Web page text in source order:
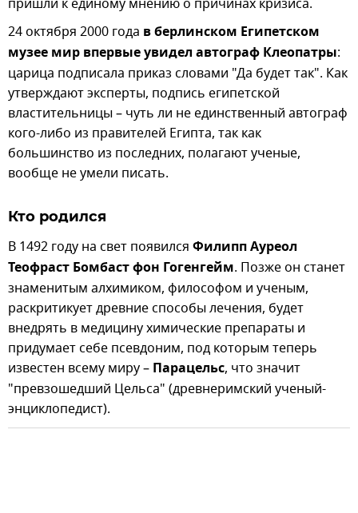
24 октября 2000 года в берлинском Египетском
музее мир впервые увидел автограф Клеопатры:
царица подписала приказ словами "Да будет так". Как
утверждают эксперты, подпись египетской
властительницы – чуть ли не единственный автограф
кого-либо из правителей Египта, так как
большинство из последних, полагают ученые,
вообще не умели писать.
Кто родился
В 1492 году на свет появился Филипп Ауреол
Теофраст Бомбаст фон Гогенгейм. Позже он станет
знаменитым алхимиком, философом и ученым,
раскритикует древние способы лечения, будет
внедрять в медицину химические препараты и
придумает себе псевдоним, под которым теперь
известен всему миру – Парацельс, что значит
"превзошедший Цельса" (древнеримский ученый-
энциклопедист).